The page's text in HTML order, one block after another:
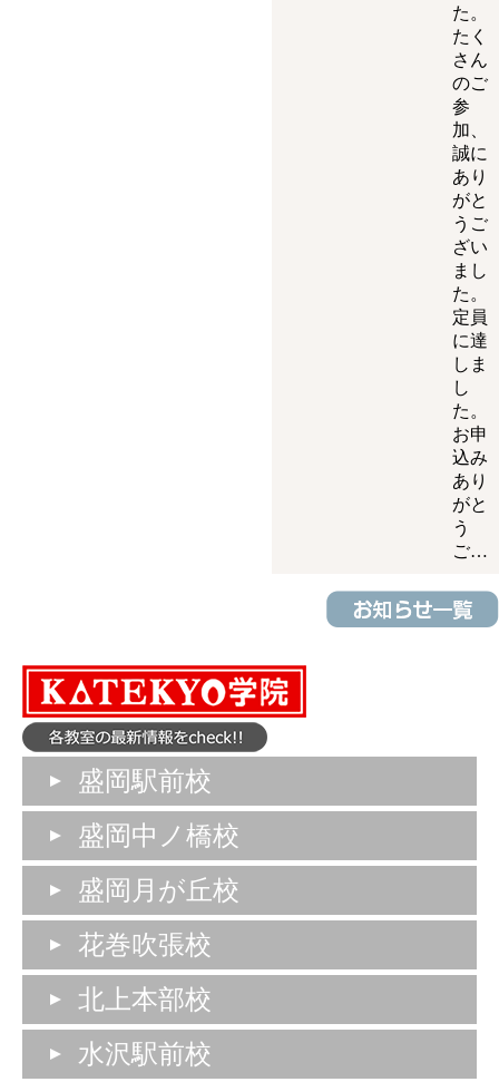
た。
たく
さん
のご
参
加、
誠に
あり
がと
うご
ざい
まし
た。
定員
に達
しま
し
た。
お申
込み
あり
がと
う
ご…
盛岡駅前校
盛岡中ノ橋校
盛岡月が丘校
花巻吹張校
北上本部校
水沢駅前校